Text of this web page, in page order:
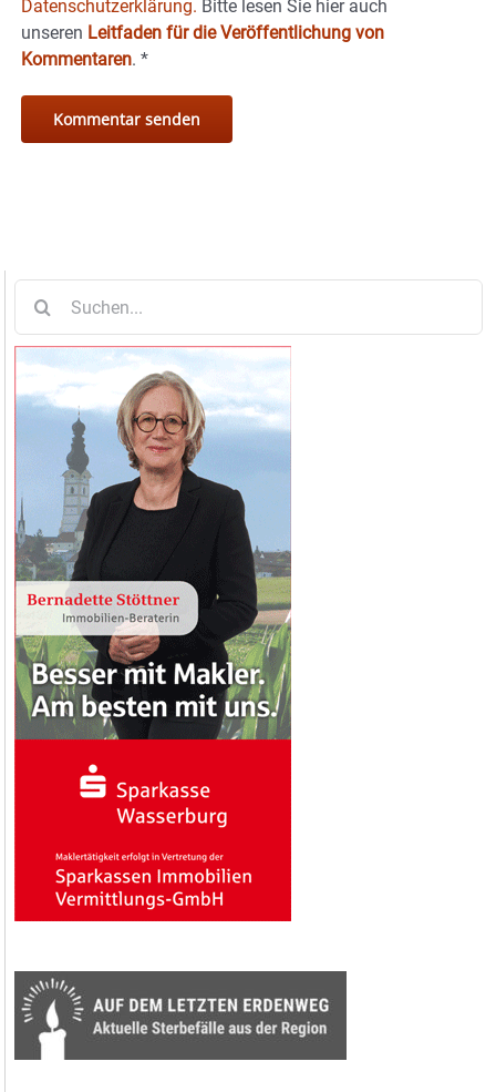
Datenschutzerklärung. Bitte lesen Sie hier auch
unseren Leitfaden für die Veröffentlichung von
Kommentaren. *
nach: